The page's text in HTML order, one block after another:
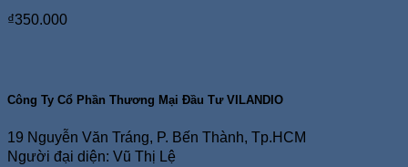
₫350.000
Công Ty Cổ Phần Thương Mại Đầu Tư VILANDIO
19 Nguyễn Văn Tráng, P. Bến Thành, Tp.HCM
Người đại diện: Vũ Thị Lệ